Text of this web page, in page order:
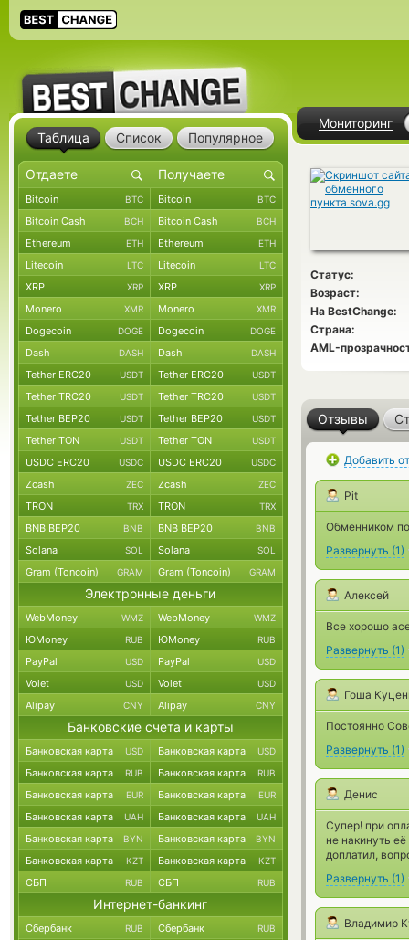
Мониторинг
Статус:
Возраст:
На BestChange:
Страна:
AML-
Отзывы
Добавить
Pit
Обменником
Развернуть (1)
Алексей
Все хорошо
Развернуть (1)
Гоша
Постоянно
Развернуть (1)
Денис
Супер! при
не накинуть
доплатил,
Развернуть (1)
Владимир
Таблица Список Популярное
Bitcoin BTC Bitcoin BTC
Bitcoin Cash BCH Bitcoin Cash BCH
Ethereum ETH Ethereum ETH
Litecoin LTC Litecoin LTC
XRP XRP XRP XRP
Monero XMR Monero XMR
Dogecoin DOGE Dogecoin DOGE
Dash DASH Dash DASH
Tether ERC20 USDT Tether ERC20 USDT
Tether TRC20 USDT Tether TRC20 USDT
Tether BEP20 USDT Tether BEP20 USDT
Tether TON USDT Tether TON USDT
USDC ERC20 USDC USDC ERC20 USDC
Zcash ZEC Zcash ZEC
TRON TRX TRON TRX
BNB BEP20 BNB BNB BEP20 BNB
Solana SOL Solana SOL
Gram (Toncoin) GRAM Gram (Toncoin) GRAM
Электронные деньги
WebMoney WMZ WebMoney WMZ
ЮMoney RUB ЮMoney RUB
PayPal USD PayPal USD
Volet USD Volet USD
Alipay CNY Alipay CNY
Банковские счета и карты
Банковская карта USD Банковская карта USD
Банковская карта RUB Банковская карта RUB
Банковская карта EUR Банковская карта EUR
Банковская карта UAH Банковская карта UAH
Банковская карта BYN Банковская карта BYN
Банковская карта KZT Банковская карта KZT
СБП RUB СБП RUB
Интернет-банкинг
Сбербанк RUB Сбербанк RUB